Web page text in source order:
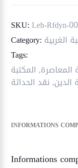
SKU: Leb-Rfdyn-
Category: الغربية
Tags:
المعاصرة, المكتبة
,نقد الحداثة
INFORMATIONS
Informations